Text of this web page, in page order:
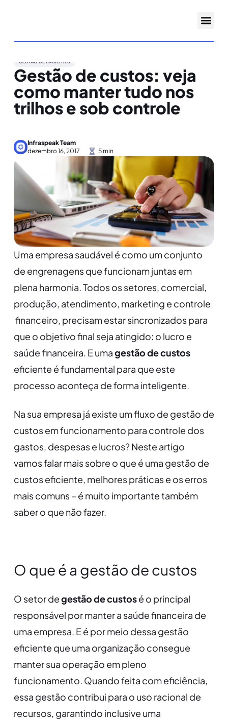
GESTÃO DE FACILITIES
Gestão de custos: veja
como manter tudo nos
trilhos e sob controle
Infraspeak Team
dezembro 16, 2017
Uma empresa saudável é como um conjunto
de engrenagens que funcionam juntas em
plena harmonia. Todos os setores, comercial,
produção, atendimento, marketing e controle
financeiro, precisam estar sincronizados para
que o objetivo final seja atingido: o lucro e
saúde financeira. E umagestão de custos
eficiente é fundamental para que este
processo aconteça de forma inteligente.
Na sua empresa já existe um fluxo de gestão de
custos em funcionamento para controle dos
gastos, despesas e lucros? Neste artigo
vamos falar mais sobre o que é uma gestão de
custos eficiente, melhores práticas e os erros
mais comuns – é muito importante também
saber o que não fazer.
O que é a gestão de custos
O setor degestão de custosé o principal
responsável por manter a saúde financeira de
uma empresa. E é por meio dessa gestão
eficiente que uma organização consegue
manter sua operação em pleno
funcionamento. Quando feita com eficiência,
essa gestão contribui para o uso racional de
recursos, garantindo inclusive uma